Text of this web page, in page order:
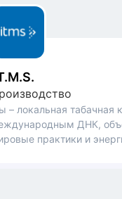
– локальная табачная
ДНК,
практики и